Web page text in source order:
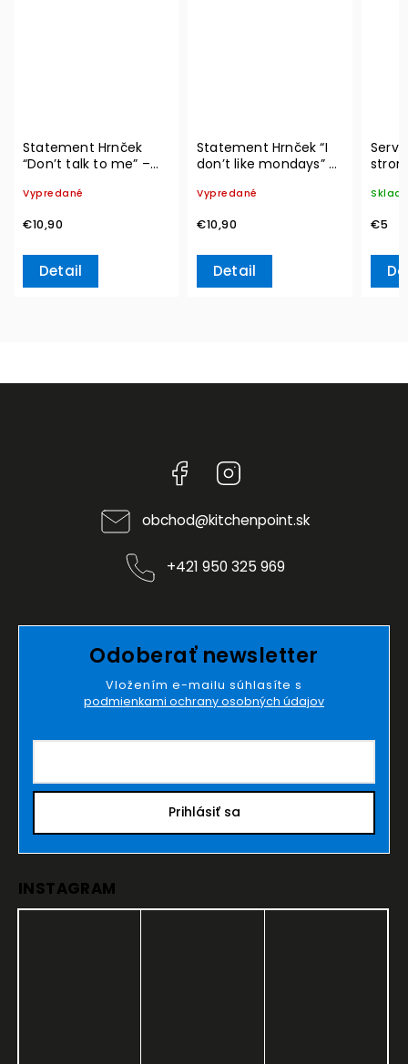
Statement Hrnček
“Don’t talk to me” –
Vypredané
€10,90
Detail
Statement Hrnček “I
don’t like mondays” –
Vypredané
€10,90
Detail
L–
€5
Facebook
obchod@kitchenpoint.sk
+421 950 325 969
Odoberať newsletter
Vložením e-mailu súhlasíte s
podmienkami ochrany osobných údajov
Prihlásiť sa
INSTAGRAM